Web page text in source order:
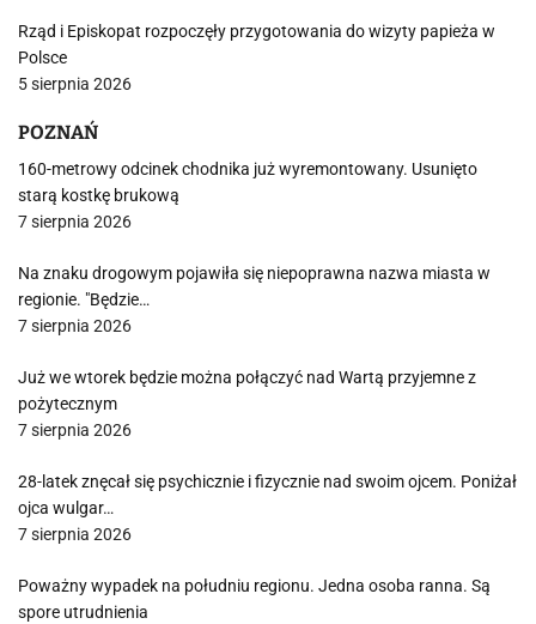
Rząd i Episkopat rozpoczęły przygotowania do wizyty papieża w
Polsce
5 sierpnia 2026
POZNAŃ
160-metrowy odcinek chodnika już wyremontowany. Usunięto
starą kostkę brukową
7 sierpnia 2026
Na znaku drogowym pojawiła się niepoprawna nazwa miasta w
regionie. "Będzie…
7 sierpnia 2026
Już we wtorek będzie można połączyć nad Wartą przyjemne z
pożytecznym
7 sierpnia 2026
28-latek znęcał się psychicznie i fizycznie nad swoim ojcem. Poniżał
ojca wulgar…
7 sierpnia 2026
Poważny wypadek na południu regionu. Jedna osoba ranna. Są
spore utrudnienia